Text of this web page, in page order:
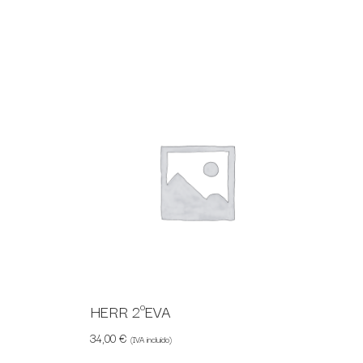
HERR 2ºEVA
34,00€ (IVA incluido)